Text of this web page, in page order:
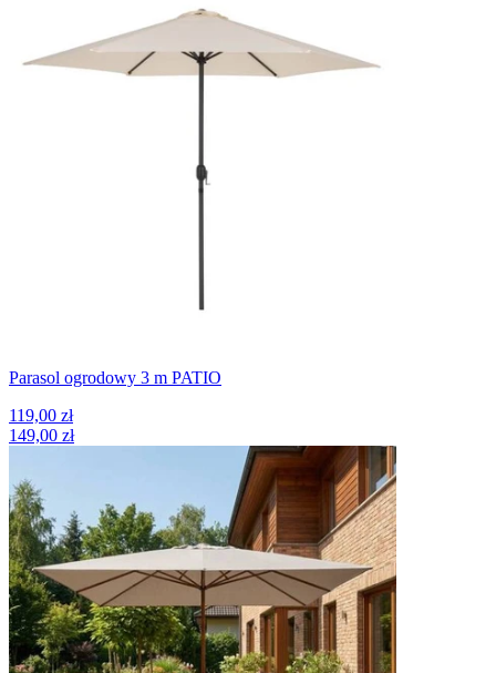
Parasol ogrodowy 3 m PATIO
119,00 zł
149,00 zł